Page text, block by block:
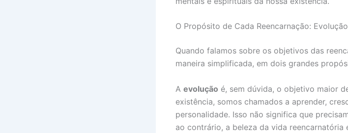
O Propósito de Cada Reencarnação:
Quando falamos sobre os objetivos das
maneira simplificada, em dois grandes
A evolução é, sem dúvida, o objetivo maior
existência, somos chamados a aprender,
personalidade. Isso não significa que
ao contrário, a beleza da vida reencarnatória